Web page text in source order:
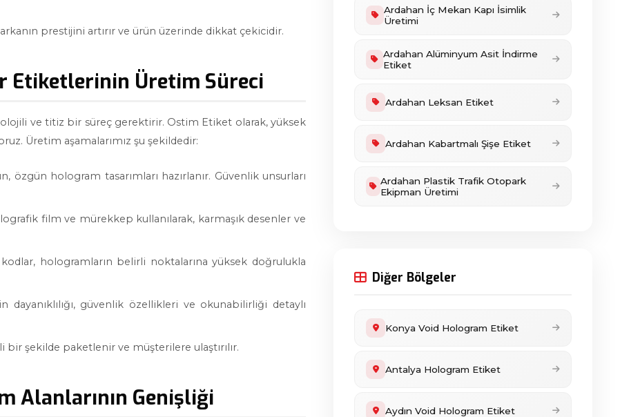
prestijini artırır ve ürün üzerinde dikkat çekicidir.
Etiketlerinin Üretim Süreci
ve titiz bir süreç gerektirir. Ostim Etiket olarak, yüksek
Üretim aşamalarımız şu şekildedir:
özgün hologram tasarımları hazırlanır. Güvenlik unsurları
film ve mürekkep kullanılarak, karmaşık desenler ve
hologramların belirli noktalarına yüksek doğrulukla
dayanıklılığı, güvenlik özellikleri ve okunabilirliği detaylı
bir şekilde paketlenir ve müşterilere ulaştırılır.
Alanlarının Genişliği
Ardahan İç Mekan Kapı İsimlik
Üretimi
Ardahan Alüminyum Asit İndirme
Etiket
Ardahan Leksan Etiket
Ardahan Kabartmalı Şişe Etiket
Ardahan Plastik Trafik Otopark
Ekipman Üretimi
Diğer Bölgeler
Konya Void Hologram Etiket
Antalya Hologram Etiket
Aydın Void Hologram Etiket